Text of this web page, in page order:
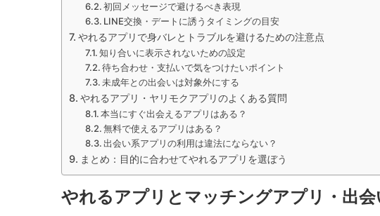
初回メッセージで避けるべき表現
LINE交換・デートに誘うタイミングの目安
やれるアプリで身バレとトラブルを避けるための注意点
知り合いに表示されないための設定
待ち合わせ・支払いで気をつけたいポイント
未成年との出会いは対象外にする
やれるアプリ・ヤリモクアプリのよくある質問
本当にすぐ出会えるアプリはある？
無料で使えるアプリはある？
出会い系アプリの利用は違法にならない？
まとめ：目的に合わせてやれるアプリを選ぼう
やれるアプリとマッチングアプリ・出